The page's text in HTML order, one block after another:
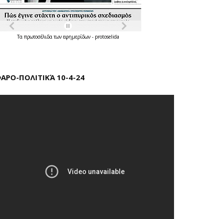
Τα πρωτοσέλιδατων εφημερίδων - protoselida
ΠΟΛΙΤΙΚΆ 10-4-24